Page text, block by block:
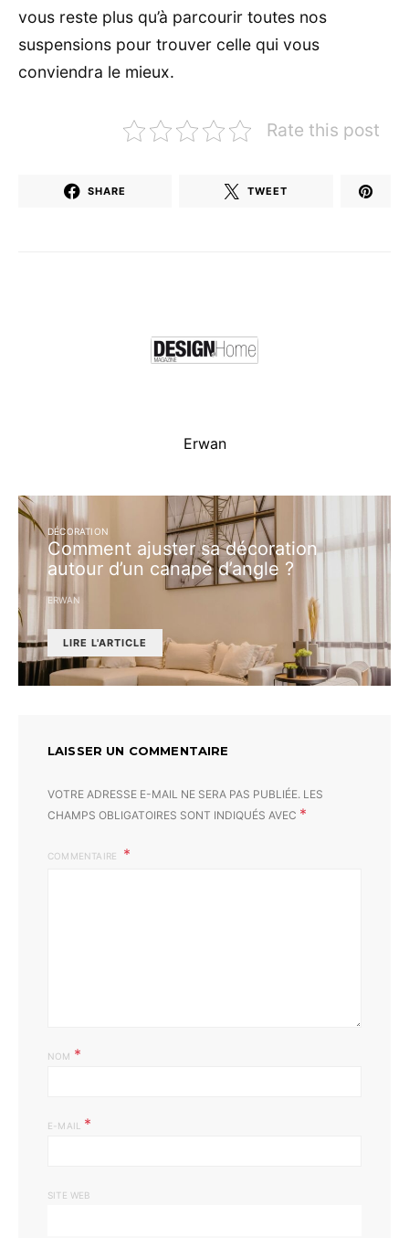
vous reste plus qu’à parcourir toutes nos
suspensions pour trouver celle qui vous
conviendra le mieux.
Rate this post
SHARE TWEET
Erwan
DÉCORATION
Comment ajuster sa décoration
autour d’un canapé d’angle ?
ERWAN
LIRE L'ARTICLE
LAISSER UN COMMENTAIRE
VOTRE ADRESSE E-MAIL NE SERA PAS PUBLIÉE. LES
CHAMPS OBLIGATOIRES SONT INDIQUÉS AVEC *
COMMENTAIRE
NOM *
E-MAIL *
SITE WEB